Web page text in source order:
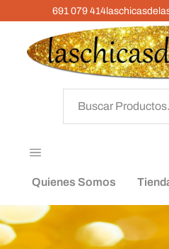
691 079 414
Quienes Somos